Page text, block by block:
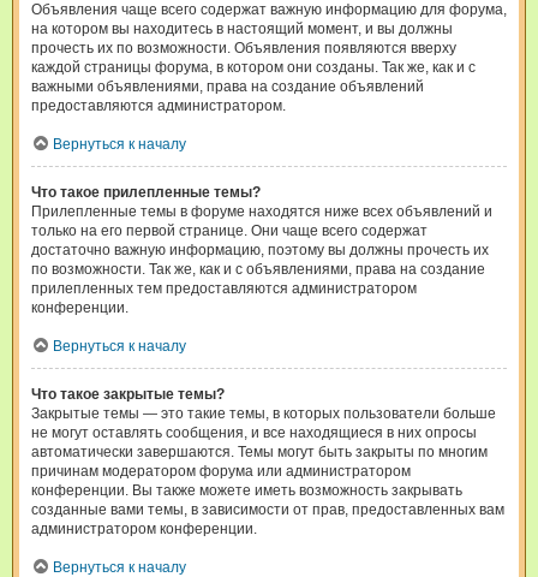
Объявления чаще всего содержат важную информацию для форума,
на котором вы находитесь в настоящий момент, и вы должны
прочесть их по возможности. Объявления появляются вверху
каждой страницы форума, в котором они созданы. Так же, как и с
важными объявлениями, права на создание объявлений
предоставляются администратором.
Вернуться к началу
Что такое прилепленные темы?
Прилепленные темы в форуме находятся ниже всех объявлений и
только на его первой странице. Они чаще всего содержат
достаточно важную информацию, поэтому вы должны прочесть их
по возможности. Так же, как и с объявлениями, права на создание
прилепленных тем предоставляются администратором
конференции.
Вернуться к началу
Что такое закрытые темы?
Закрытые темы — это такие темы, в которых пользователи больше
не могут оставлять сообщения, и все находящиеся в них опросы
автоматически завершаются. Темы могут быть закрыты по многим
причинам модератором форума или администратором
конференции. Вы также можете иметь возможность закрывать
созданные вами темы, в зависимости от прав, предоставленных вам
администратором конференции.
Вернуться к началу